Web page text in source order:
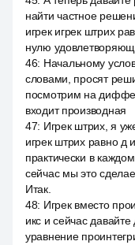
найти частное
игрек игрек штрих
нулю
46: Начальному
словами, просят
посмотрим на
входит производная
47: Игрек штрих, я
игрек штрих равно д
практически в
сейчас мы это
Итак.
48: Игрек вместо
икс и сейчас
уравнение